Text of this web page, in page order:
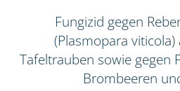
Fungizid gegen
(Plasmopara
Tafeltrauben sowie gegen
Brombeeren